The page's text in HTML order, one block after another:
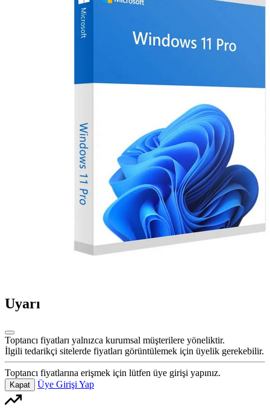
Uyarı
Toptancı fiyatları yalnızca kurumsal müşterilere yöneliktir.
İlgili tedarikçi sitelerde fiyatları görüntülemek için üyelik gerekebilir.
Toptancı fiyatlarına erişmek için lütfen üye girişi yapınız.
Kapat Üye Girişi Yap